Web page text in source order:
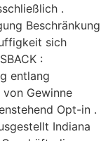
.
Beschränkung
sich
:
entlang
Gewinne
Opt-in .
Indiana